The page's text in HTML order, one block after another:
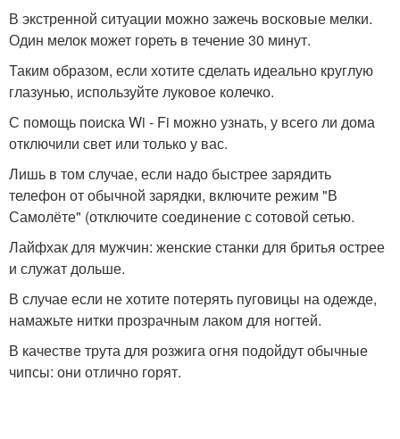
В экстренной ситуации можно зажечь восковые мелки.
Один мелок может гореть в течение 30 минут.
Таким образом, если хотите сделать идеально круглую
глазунью, используйте луковое колечко.
С помощь поиска Wi - Fi можно узнать, у всего ли дома
отключили свет или только у вас.
Лишь в том случае, если надо быстрее зарядить
телефон от обычной зарядки, включите режим "В
Самолёте" (отключите соединение с сотовой сетью.
Лайфхак для мужчин: женские станки для бритья острее
и служат дольше.
В случае если не хотите потерять пуговицы на одежде,
намажьте нитки прозрачным лаком для ногтей.
В качестве трута для розжига огня подойдут обычные
чипсы: они отлично горят.